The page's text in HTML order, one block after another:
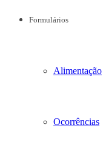
Formulários
Alimentação
Ocorrências